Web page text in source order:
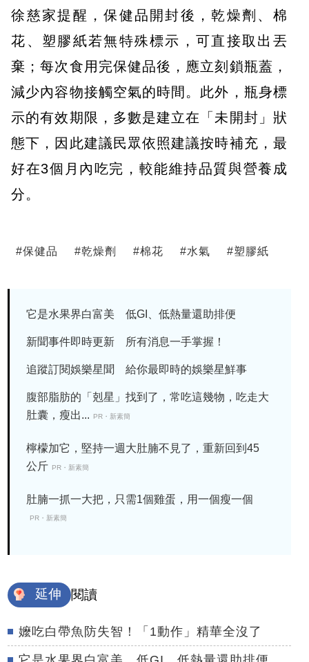
徐慈家提醒，保健品開封後，乾燥劑、棉
花、塑膠紙若無特殊標示，可直接取出丟
棄；每次食用完保健品後，應立刻鎖瓶蓋，
減少內容物接觸空氣的時間。此外，瓶身標
示的有效期限，多數是建立在「未開封」狀
態下，因此建議民眾依照建議按時補充，最
好在3個月內吃完，較能維持品質與營養成
分。
#保健品 #乾燥劑 #棉花 #水氣 #塑膠紙
它是水果界白富美 低GI、低熱量還助排便
新聞事件即時更新 所有消息一手掌握！
追蹤訂閱娛樂星聞 給你最即時的娛樂星鮮事
腹部脂肪的「剋星」找到了，常吃這幾物，吃走大
肚囊，瘦出...
PR・新素簡
檸檬加它，堅持一週大肚腩不見了，重新回到45
公斤 PR・新素簡
肚腩一抓一大把，只需1個雞蛋，用一個瘦一個
PR・新素簡
延伸 閱讀
嬤吃白帶魚防失智！「1動作」精華全沒了